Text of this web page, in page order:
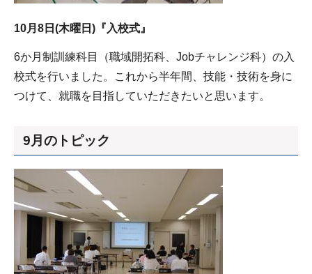
10月8日(木曜日)『入校式』
6か月制訓練科目（職域開拓科、Jobチャレンジ科）の入
校式を行いました。これから半年間、技能・技術を身に
つけて、就職を目指していただきたいと思います。
9月のトピック